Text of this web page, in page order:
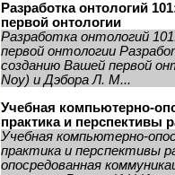
Разработка онтологий
первой онтологии
Разработка онтологий
первой онтологии
созданию Вашей первой
Noy) и Дэбора Л. М...
Учебная компьютерно-
практика и перспективы
Учебная компьютерно-
практика и перспективы
опосредованная